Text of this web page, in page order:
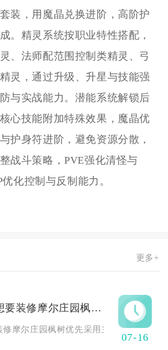
装，用魔晶兑换进阶，高阶护
。精灵系统按职业特性搭配，
、法师配范围控制类精灵、弓
灵，通过升级、升星与技能强
与实战能力。潜能系统解锁后
心技能附加特殊效果，魔晶优
护身符进阶，避免资源分散，
战斗策略，PVE强化清怪与
化控制与反制能力。
更多+
想要装修摩尔庄园枫树你有什么建议
修摩尔庄园枫树优先采用主次分层布局
07-16